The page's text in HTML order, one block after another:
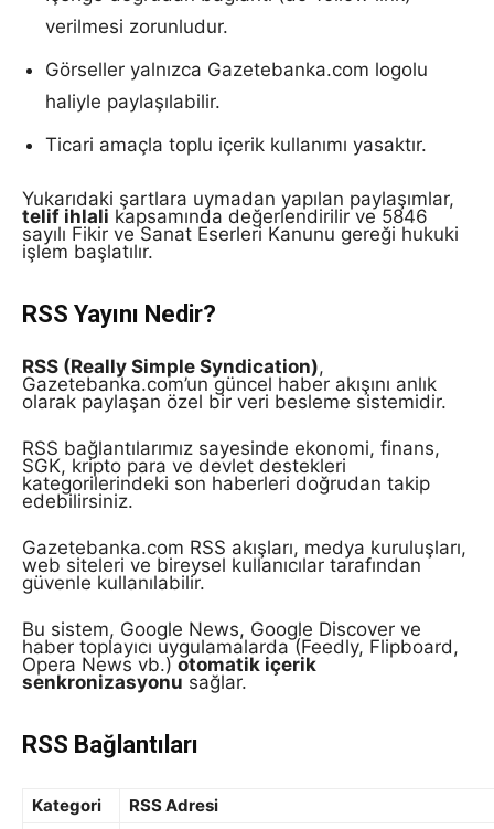
verilmesi zorunludur.
Görseller yalnızca Gazetebanka.com logolu
haliyle paylaşılabilir.
Ticari amaçla toplu içerik kullanımı yasaktır.
Yukarıdaki şartlara uymadan yapılan paylaşımlar,
telif ihlali kapsamında değerlendirilir ve 5846
sayılı Fikir ve Sanat Eserleri Kanunu gereği hukuki
işlem başlatılır.
RSS Yayını Nedir?
RSS (Really Simple Syndication),
Gazetebanka.com’un güncel haber akışını anlık
olarak paylaşan özel bir veri besleme sistemidir.
RSS bağlantılarımız sayesinde ekonomi, finans,
SGK, kripto para ve devlet destekleri
kategorilerindeki son haberleri doğrudan takip
edebilirsiniz.
Gazetebanka.com RSS akışları, medya kuruluşları,
web siteleri ve bireysel kullanıcılar tarafından
güvenle kullanılabilir.
Bu sistem, Google News, Google Discover ve
haber toplayıcı uygulamalarda (Feedly, Flipboard,
Opera News vb.) otomatik içerik
senkronizasyonu sağlar.
RSS Bağlantıları
Kategori
RSS Adresi